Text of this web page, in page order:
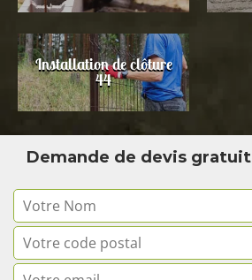
Installation de clôture
44
Demande de devis gratuit